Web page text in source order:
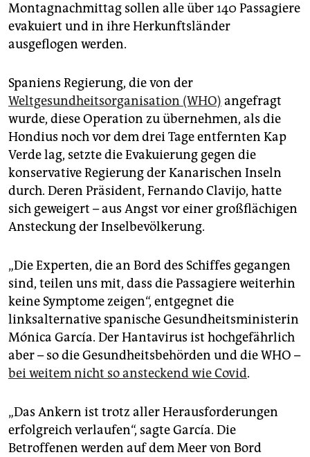
Montagnachmittag sollen alle über 140 Passagiere
evakuiert und in ihre Herkunftsländer
ausgeflogen werden.
Spaniens Regierung, die von der
Weltgesundheitsorganisation (WHO) angefragt
wurde, diese Operation zu übernehmen, als die
Hondius noch vor dem drei Tage entfernten Kap
Verde lag, setzte die Evakuierung gegen die
konservative Regierung der Kanarischen Inseln
durch. Deren Präsident, Fernando Clavijo, hatte
sich geweigert – aus Angst vor einer großflächigen
Ansteckung der Inselbevölkerung.
„Die Experten, die an Bord des Schiffes gegangen
sind, teilen uns mit, dass die Passagiere weiterhin
keine Symptome zeigen“, entgegnet die
linksalternative spanische Gesundheitsministerin
Mónica García. Der Hantavirus ist hochgefährlich
aber – so die Gesundheitsbehörden und die WHO –
bei weitem nicht so ansteckend wie Covid.
„Das Ankern ist trotz aller Herausforderungen
erfolgreich verlaufen“, sagte García. Die
Betroffenen werden auf dem Meer von Bord